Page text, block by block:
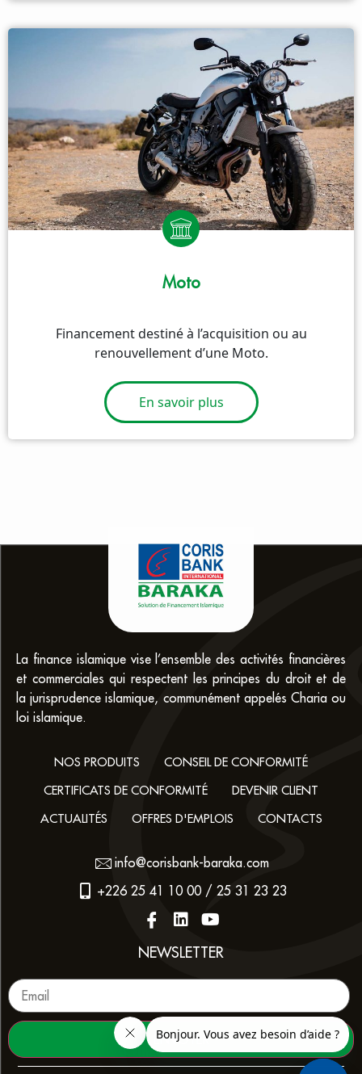
Moto
Financement destiné à l’acquisition ou au
renouvellement d’une Moto.
En savoir plus
La finance islamique vise l’ensemble des activités financières
et commerciales qui respectent les principes du droit et de
la jurisprudence islamique, communément appelés Charia ou
loi islamique.
NOS PRODUITS
CONSEIL DE CONFORMITÉ
CERTIFICATS DE CONFORMITÉ
DEVENIR CLIENT
ACTUALITÉS
OFFRES D'EMPLOIS CONTACTS
info@corisbank-baraka.com
+226 25 41 10 00 / 25 31 23 23
NEWSLETTER
ENVOYER